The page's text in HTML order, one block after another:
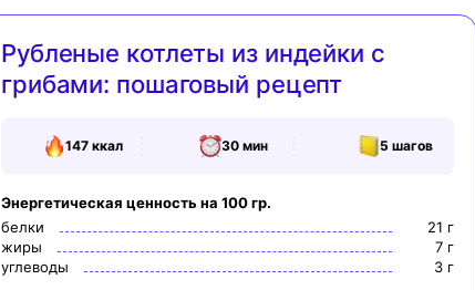
Рубленые котлеты из индейки с
грибами: пошаговый рецепт
147 ккал 30 мин 5 шагов
Энергетическая ценность на 100 гр.
белки
21 г
жиры
7 г
углеводы
3 г